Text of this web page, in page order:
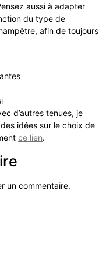
aussi à adapter
du type de
afin de toujours
d’autres tenues, je
idées sur le choix de
ce lien.
un commentaire.